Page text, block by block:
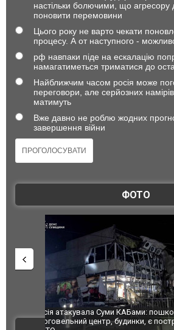
настільки болючими, що агресору
поновити перемовини
Цього року не варто чекати
процесу. А от наступного -
рф навпаки піде на ескалацію
намагатиметься триматися до
Найближчим часом росія може
переговори, але серйозних
матимуть
Вже давно не роблю жодних
завершення війни
ФОТО
Українські надзвичайники
під час ліквідації масштабної